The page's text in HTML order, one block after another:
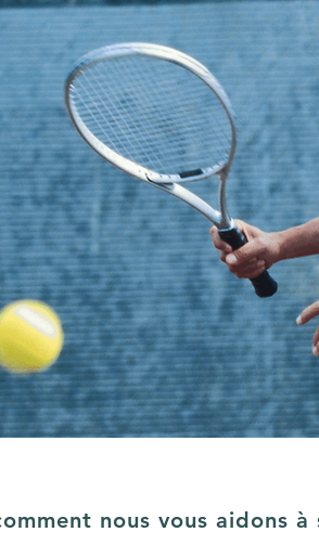
nous vous aidons